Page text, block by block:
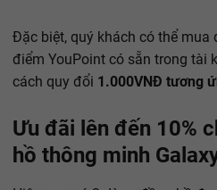
Đặc biệt, quý khách có thể
điểm YouPoint có sẵn trong tài
cách quy đổi 1.000VNĐ tương
Ưu đãi lên đến 10%
hồ thông minh